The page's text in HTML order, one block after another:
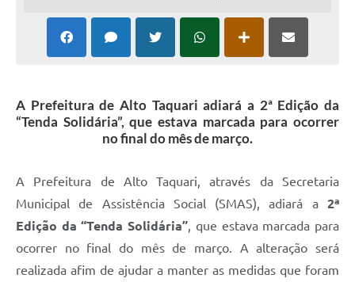
A Prefeitura de Alto Taquari adiará a 2ª Edição da
“Tenda Solidária”, que estava marcada para ocorrer
no final do mês de março.
A Prefeitura de Alto Taquari, através da Secretaria
Municipal de Assistência Social (SMAS), adiará a 2ª
Edição da “Tenda Solidária”, que estava marcada para
ocorrer no final do mês de março. A alteração será
realizada afim de ajudar a manter as medidas que foram